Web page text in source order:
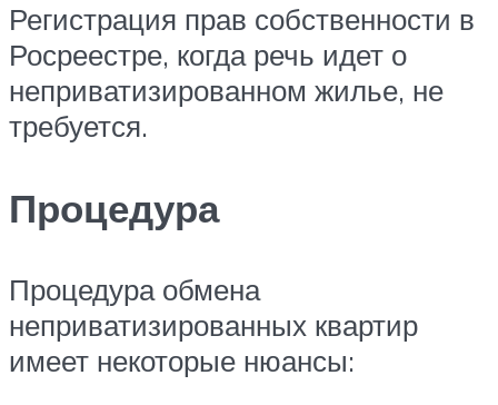
Регистрация прав собственности в
Росреестре, когда речь идет о
неприватизированном жилье, не
требуется.
Процедура
Процедура обмена
неприватизированных квартир
имеет некоторые нюансы: